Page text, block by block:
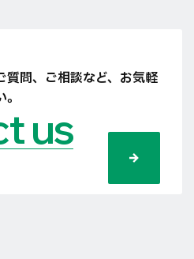
問、ご相談など、 お気軽
us